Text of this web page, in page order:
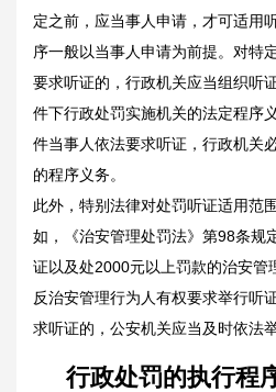
定之前，应当事人申请，才可适用
序一般以当事人申请为前提。对特
要求听证的，行政机关应当组织听
件下行政处罚实施机关的法定程序
件当事人依法要求听证，行政机关
的程序义务。
此外，特别法律对处罚听证适用范
如，《治安管理处罚法》第98条规
证以及处2000元以上罚款的治安管
反治安管理行为人有权要求举行听
求听证的，公安机关应当及时依法
行政处罚的执行程